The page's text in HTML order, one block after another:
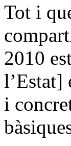
Tot i
2010
l’Estat]
i